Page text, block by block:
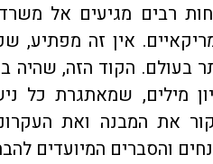
רבים מגיעים אל
אין זה מפתיע,
בעולם. הקוד הזה,
מילים, שמאתגרת כל
את המבנה ואת
והסברים המיועדים